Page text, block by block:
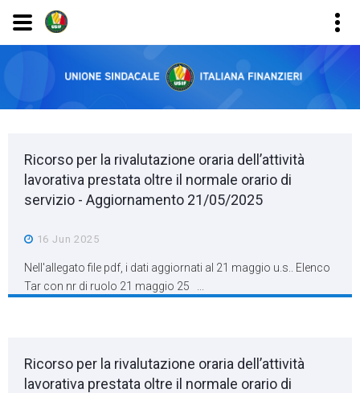
Ricorso per la rivalutazione oraria dell’attività
lavorativa prestata oltre il normale orario di
servizio - Aggiornamento 21/05/2025
16 Jun 2025
Nell'allegato file pdf, i dati aggiornati al 21 maggio u.s.. Elenco
Tar con nr di ruolo 21 maggio 25 ...
Ricorso per la rivalutazione oraria dell’attività
lavorativa prestata oltre il normale orario di